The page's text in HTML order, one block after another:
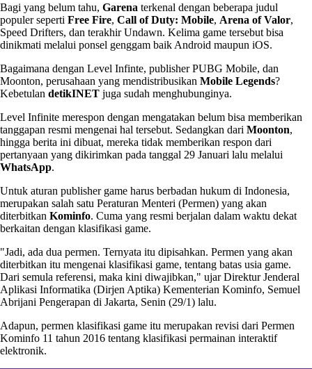
Bagi yang belum tahu, Garena terkenal dengan beberapa judul
populer seperti Free Fire, Call of Duty: Mobile, Arena of Valor,
Speed Drifters, dan terakhir Undawn. Kelima game tersebut bisa
dinikmati melalui ponsel genggam baik Android maupun iOS.
Bagaimana dengan Level Infinte, publisher PUBG Mobile, dan
Moonton, perusahaan yang mendistribusikan Mobile Legends?
Kebetulan detikINET juga sudah menghubunginya.
Level Infinite merespon dengan mengatakan belum bisa memberikan
tanggapan resmi mengenai hal tersebut. Sedangkan dari Moonton,
hingga berita ini dibuat, mereka tidak memberikan respon dari
pertanyaan yang dikirimkan pada tanggal 29 Januari lalu melalui
WhatsApp.
Untuk aturan publisher game harus berbadan hukum di Indonesia,
merupakan salah satu Peraturan Menteri (Permen) yang akan
diterbitkan Kominfo. Cuma yang resmi berjalan dalam waktu dekat
berkaitan dengan klasifikasi game.
"Jadi, ada dua permen. Ternyata itu dipisahkan. Permen yang akan
diterbitkan itu mengenai klasifikasi game, tentang batas usia game.
Dari semula referensi, maka kini diwajibkan," ujar Direktur Jenderal
Aplikasi Informatika (Dirjen Aptika) Kementerian Kominfo, Semuel
Abrijani Pengerapan di Jakarta, Senin (29/1) lalu.
Adapun, permen klasifikasi game itu merupakan revisi dari Permen
Kominfo 11 tahun 2016 tentang klasifikasi permainan interaktif
elektronik.